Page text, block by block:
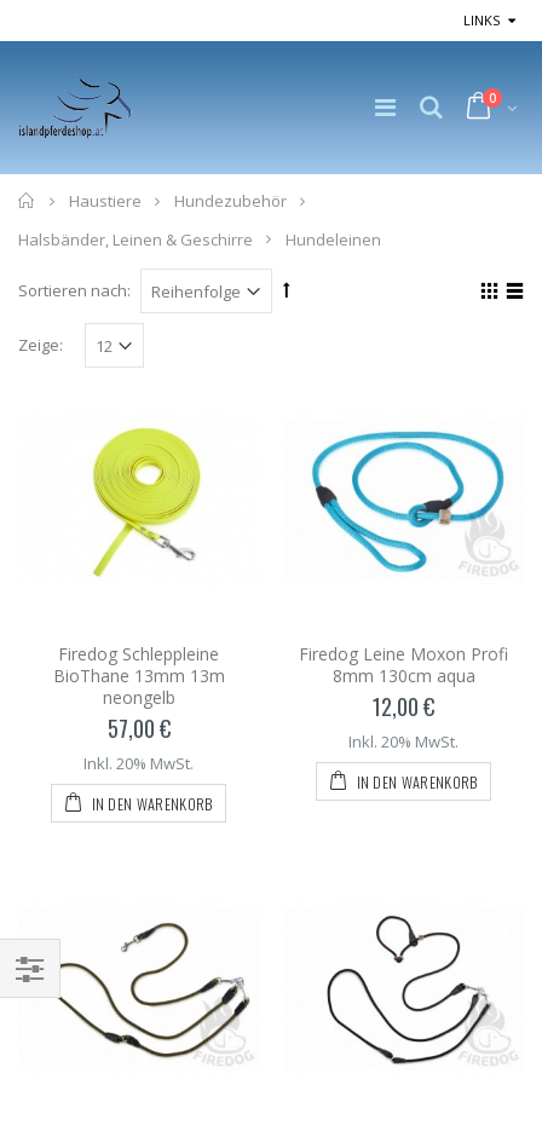
LINKS
0
Home
Haustiere
Hundezubehör
Halsbänder, Leinen & Geschirre
Hundeleinen
Sortieren nach:
Zeige:
Firedog Schleppleine
BioThane 13mm 13m
neongelb
57,00 €
Inkl. 20% MwSt.
IN DEN WARENKORB
Firedog Leine Moxon Profi
8mm 130cm aqua
12,00 €
Inkl. 20% MwSt.
IN DEN WARENKORB